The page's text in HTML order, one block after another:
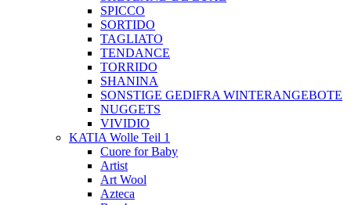
SPICCO
SORTIDO
TAGLIATO
TENDANCE
TORRIDO
SHANINA
SONSTIGE GEDIFRA WINTERANGEBOTE
NUGGETS
VIVIDIO
KATIA Wolle Teil 1
Cuore for Baby
Artist
Art Wool
Azteca